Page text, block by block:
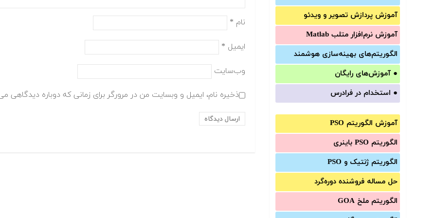
آموزش‌ پردازش تصویر و ویدئو
آموزش‌ نرم‌افزار متلب Matlab
الگوریتم‌های بهینه‌سازی هوشمند
● آموزش‌های رایگان
● استخدام در فرادرس
آموزش الگوریتم PSO
الگوریتم PSO باینری
الگوریتم ژنتیک و PSO
حل مساله فروشنده دوره‌گرد
الگوریتم ملخ GOA
نام *
ایمیل *
وب‌سایت
ذخیره نام، ایمیل و وبسایت من در مرورگر برای زمانی که دوباره دیدگاهی